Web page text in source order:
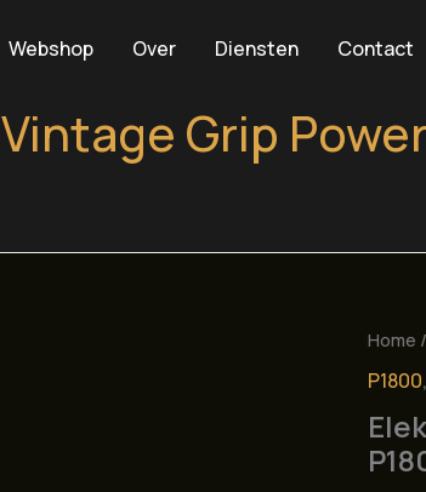
Webshop Over Diensten Contact
Vintage Grip
Home /
P1800,